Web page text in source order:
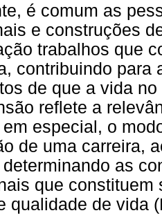
é comum as
e construções
trabalhos que
contribuindo para
de que a vida
reflete a
especial, o
de uma carreira,
as
que
qualidade de vida